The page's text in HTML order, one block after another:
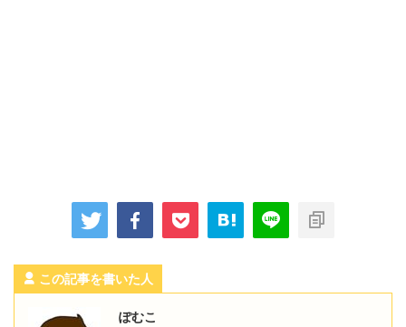
この記事を書いた人
ぽむこ